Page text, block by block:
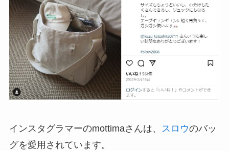
インスタグラマーのmottimaさんは、 スロウのバッ
グを愛用されています。